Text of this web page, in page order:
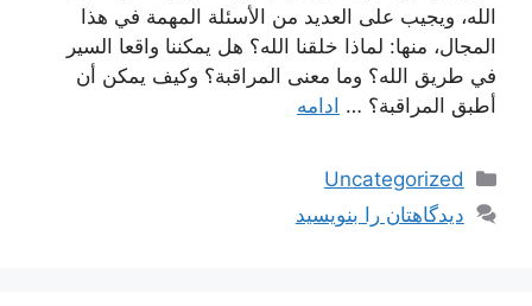
الله، ويجيب على العديد من الأسئلة المهمة في هذا
المجال، منها: لماذا خلقنا الله؟ هل يمكننا واقعا السير
في طريق الله؟ وما معنى المراقبة؟ وكيف يمكن أن
أطبق المراقبة؟ … ادامه
دسته‌ها
Uncategorized
دیدگاهتان را بنویسید